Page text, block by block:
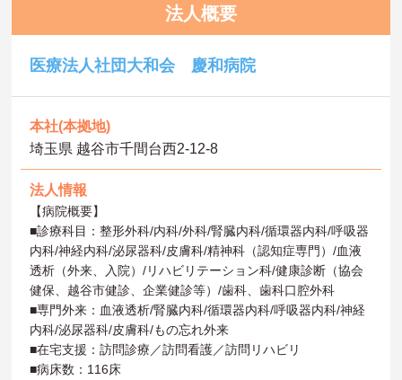
法人概要
医療法人社団大和会 慶和病院
本社(本拠地)
埼玉県 越谷市千間台西2-12-8
法人情報
【病院概要】
■診療科目：整形外科/内科/外科/腎臓内科/循環器内科/呼吸器
内科/神経内科/泌尿器科/皮膚科/精神科（認知症専門）/血液
透析（外来、入院）/リハビリテーション科/健康診断（協会
健保、越谷市健診、企業健診等）/歯科、歯科口腔外科
■専門外来：血液透析/腎臓内科/循環器内科/呼吸器内科/神経
内科/泌尿器科/皮膚科/もの忘れ外来
■在宅支援：訪問診療／訪問看護／訪問リハビリ
■病床数：116床